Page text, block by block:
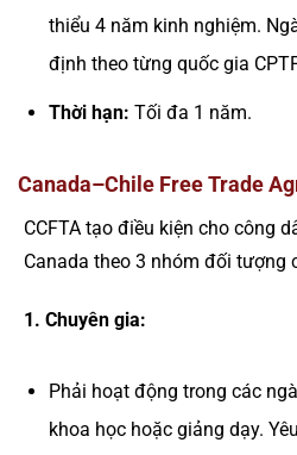
thiểu 4 năm kinh nghiệm.
định theo từng quốc gia
Thời hạn: Tối đa 1 năm.
Canada–Chile Free Trade
CCFTA tạo điều kiện cho công
Canada theo 3 nhóm đối tượng
1. Chuyên gia:
Phải hoạt động trong các
khoa học hoặc giảng dạy.